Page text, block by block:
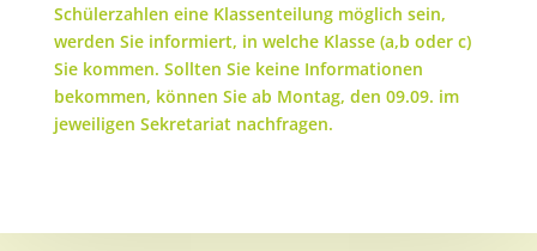
Schülerzahlen eine Klassenteilung möglich sein,
werden Sie informiert, in welche Klasse (a,b oder c)
Sie kommen. Sollten Sie keine Informationen
bekommen, können Sie ab Montag, den 09.09. im
jeweiligen Sekretariat nachfragen.